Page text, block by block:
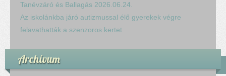
Tanévzáró és Ballagás 2026.06.24.
Az iskolánkba járó autizmussal élő gyerekek végre
felavathatták a szenzoros kertet
Archívum